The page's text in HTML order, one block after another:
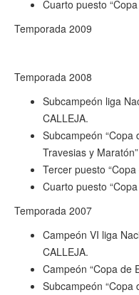
Cuarto puesto
Temporada 2009
Temporada 2008
Subcampeón liga
CALLEJA.
Subcampeón “Copa
Travesias y Maratón”
Tercer puesto
Cuarto puesto
Temporada 2007
Campeón VI liga
CALLEJA.
Campeón “Copa de
Subcampeón “Copa